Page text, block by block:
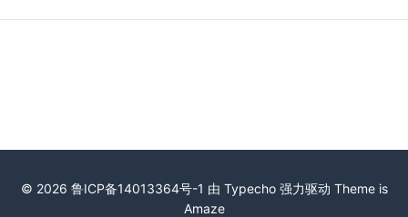
© 2026 鲁ICP备14013364号-1 由 Typecho强力驱动 Theme is
Amaze